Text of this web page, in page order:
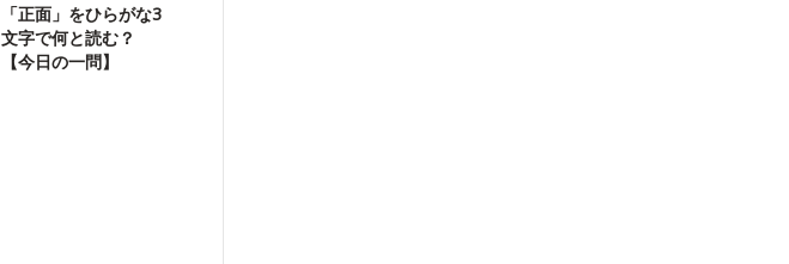
「正面」をひらがな3
文字で何と読む？
【今日の一問】